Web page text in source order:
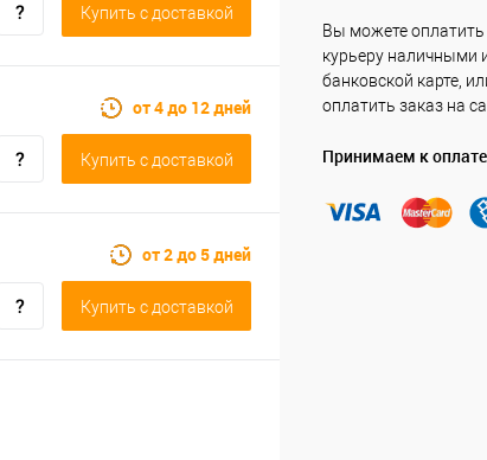
Купить c доставкой
от 4 до 12 дней
Купить c доставкой
от 2 до 5 дней
Купить c доставкой
Вы можете оплатить
курьеру наличными
банковской карте,
оплатить заказ на
Принимаем к оплате